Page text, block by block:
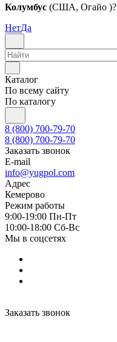
Колумбус (США, Огайо )?
НетДа
Каталог
По всему сайту
По каталогу
8 (800) 700-79-70
8 (800) 700-79-70
Заказать звонок
E-mail
info@yugpol.com
Адрес
Кемерово
Режим работы
9:00-19:00 Пн-Пт
10:00-18:00 Cб-Вс
Мы в соцсетях
Заказать звонок